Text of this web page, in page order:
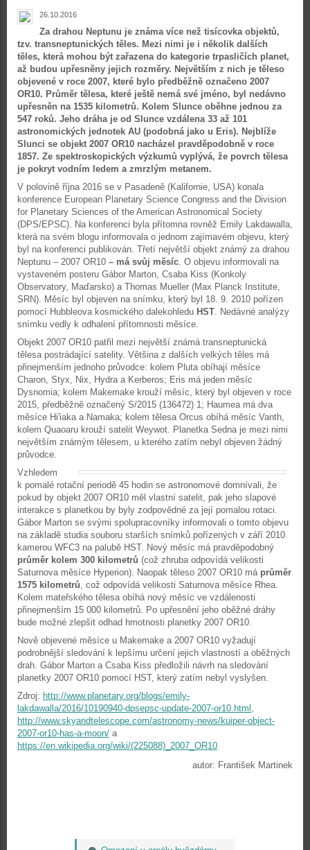
26.10.2016
Za drahou Neptunu je známa více než tisícovka objektů,
tzv. transneptunických těles. Mezi nimi je i několik dalších
těles, která mohou být zařazena do kategorie trpasličích planet,
až budou upřesněny jejich rozměry. Největším z nich je těleso
objevené v roce 2007, které bylo předběžně označeno 2007
OR10. Průměr tělesa, které ještě nemá své jméno, byl nedávno
upřesněn na 1535 kilometrů. Kolem Slunce oběhne jednou za
547 roků. Jeho dráha je od Slunce vzdálena 33 až 101
astronomických jednotek AU (podobná jako u Eris). Nejblíže
Slunci se objekt 2007 OR10 nacházel pravděpodobně v roce
1857. Ze spektroskopických výzkumů vyplývá, že povrch tělesa
je pokryt vodním ledem a zmrzlým metanem.
V polovině října 2016 se v Pasadeně (Kalifornie, USA) konala
konference European Planetary Science Congress and the Division
for Planetary Sciences of the American Astronomical Society
(DPS/EPSC). Na konferenci byla přítomna rovněž Emily Lakdawalla,
která na svém blogu informovala o jednom zajímavém objevu, který
byl na konferenci publikován. Třetí největší objekt známý za drahou
Neptunu – 2007 OR10 – má svůj měsíc. O objevu informovali na
vystaveném posteru Gábor Marton, Csaba Kiss (Konkoly
Observatory, Maďarsko) a Thomas Mueller (Max Planck Institute,
SRN). Měsíc byl objeven na snímku, který byl 18. 9. 2010 pořízen
pomocí Hubbleova kosmického dalekohledu HST. Nedávné analýzy
snímku vedly k odhalení přítomnosti měsíce.
Objekt 2007 OR10 patřil mezi největší známá transneptunická
tělesa postrádající satelity. Většina z dalších velkých těles má
přinejmenším jednoho průvodce: kolem Pluta obíhají měsíce
Charon, Styx, Nix, Hydra a Kerberos; Eris má jeden měsíc
Dysnomia; kolem Makemake krouží měsíc, který byl objeven v roce
2015, předběžně označený S/2015 (136472) 1; Haumea má dva
měsíce Hi'iaka a Namaka; kolem tělesa Orcus obíhá měsíc Vanth,
kolem Quaoaru krouží satelit Weywot. Planetka Sedna je mezi nimi
největším známým tělesem, u kterého zatím nebyl objeven žádný
průvodce.
Vzhledem
k pomalé rotační periodě 45 hodin se astronomové domnívali, že
pokud by objekt 2007 OR10 měl vlastní satelit, pak jeho slapové
interakce s planetkou by byly zodpovědné za její pomalou rotaci.
Gábor Marton se svými spolupracovníky informovali o tomto objevu
na základě studia souboru starších snímků pořízených v září 2010
kamerou WFC3 na palubě HST. Nový měsíc má pravděpodobný
průměr kolem 300 kilometrů (což zhruba odpovídá velikosti
Saturnova měsíce Hyperion). Naopak těleso 2007 OR10 má průměr
1575 kilometrů, což odpovídá velikosti Saturnova měsíce Rhea.
Kolem mateřského tělesa obíhá nový měsíc ve vzdálenosti
přinejmenším 15 000 kilometrů. Po upřesnění jeho oběžné dráhy
bude možné zlepšit odhad hmotnosti planetky 2007 OR10.
Nově objevené měsíce u Makemake a 2007 OR10 vyžadují
podrobnější sledování k lepšímu určení jejich vlastností a oběžných
drah. Gábor Marton a Csaba Kiss předložili návrh na sledování
planetky 2007 OR10 pomocí HST, který zatím nebyl vyslyšen.
Zdroj: http://www.planetary.org/blogs/emily-
lakdawalla/2016/10190940-dpsepsc-update-2007-or10.html ,
http://www.skyandtelescope.com/astronomy-news/kuiper-object-
2007-or10-has-a-moon/ a
https://en.wikipedia.org/wiki/(225088)_2007_OR10
autor: František Martinek